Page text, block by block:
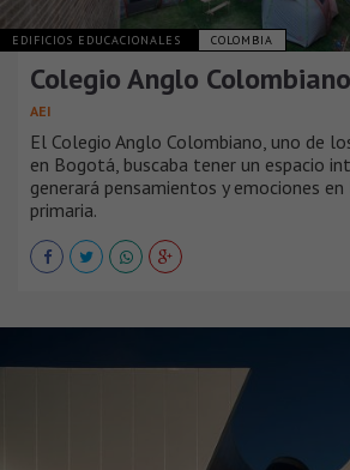
EDIFICIOS EDUCACIONALES COLOMBIA
Colegio Anglo Colombiano
AEI
El Colegio Anglo Colombiano, uno de
en Bogotá, buscaba tener un espacio
generará pensamientos y emociones
primaria.